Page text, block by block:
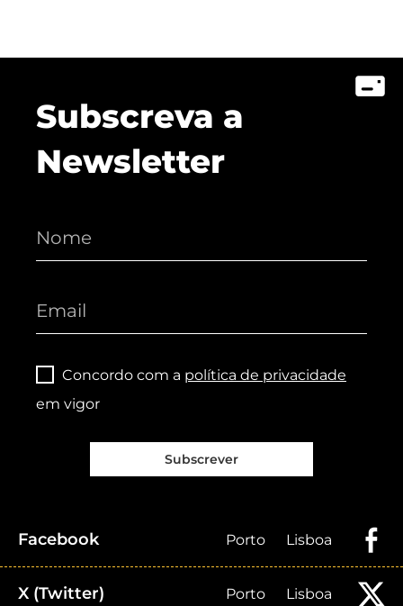
Subscreva a
Newsletter
Concordo com a política de privacidade
em vigor
Subscrever
Facebook Porto Lisboa
X (Twitter) Porto Lisboa